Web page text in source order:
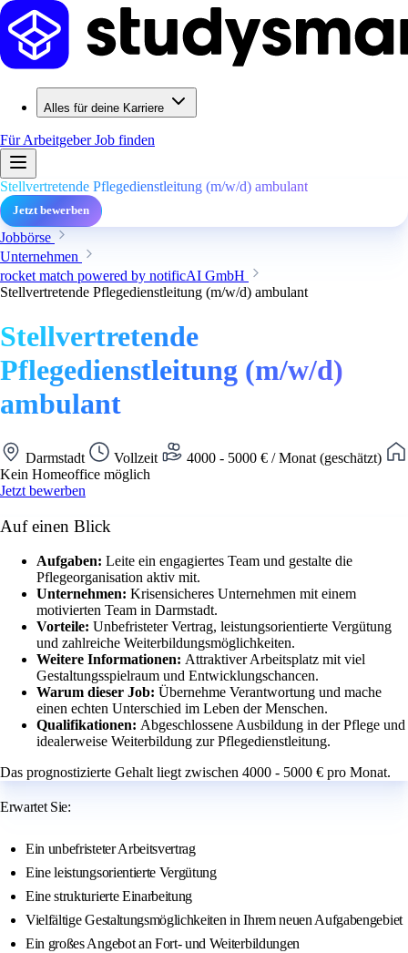
Alles für deine Karriere
Für ArbeitgeberJob finden
Stellvertretende Pflegedienstleitung (m/w/d) ambulant
Jetzt bewerben
Jobbörse
Unternehmen
rocket match powered by notificAI GmbH
Stellvertretende Pflegedienstleitung (m/w/d) ambulant
Stellvertretende
Pflegedienstleitung (m/w/d)
ambulant
Darmstadt Vollzeit
4000 - 5000 € / Monat (geschätzt)
Kein Homeoffice möglich
Jetzt bewerben
Auf einen Blick
Aufgaben: Leite ein engagiertes Team und gestalte die
Pflegeorganisation aktiv mit.
Unternehmen: Krisensicheres Unternehmen mit einem
motivierten Team in Darmstadt.
Vorteile: Unbefristeter Vertrag, leistungsorientierte Vergütung
und zahlreiche Weiterbildungsmöglichkeiten.
Weitere Informationen: Attraktiver Arbeitsplatz mit viel
Gestaltungsspielraum und Entwicklungschancen.
Warum dieser Job: Übernehme Verantwortung und mache
einen echten Unterschied im Leben der Menschen.
Qualifikationen: Abgeschlossene Ausbildung in der Pflege und
idealerweise Weiterbildung zur Pflegedienstleitung.
Das prognostizierte Gehalt liegt zwischen 4000 - 5000 € pro Monat.
Erwartet Sie:
Ein unbefristeter Arbeitsvertrag
Eine leistungsorientierte Vergütung
Eine strukturierte Einarbeitung
Vielfältige Gestaltungsmöglichkeiten in Ihrem neuen Aufgabengebiet
Ein großes Angebot an Fort- und Weiterbildungen